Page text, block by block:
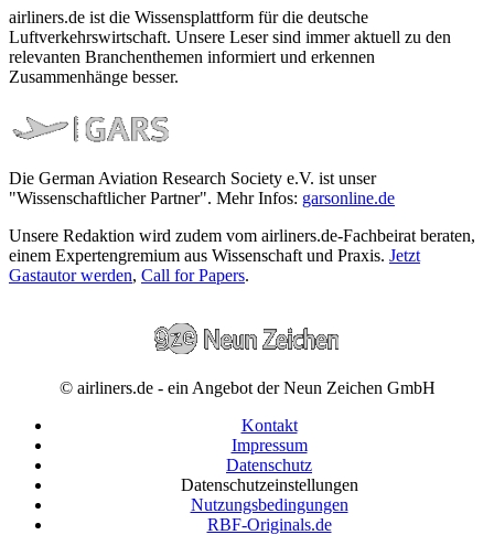
airliners.de ist die Wissensplattform für die deutsche
Luftverkehrswirtschaft. Unsere Leser sind immer aktuell zu den
relevanten Branchenthemen informiert und erkennen
Zusammenhänge besser.
Die German Aviation Research Society e.V. ist unser
"Wissenschaftlicher Partner". Mehr Infos: garsonline.de
Unsere Redaktion wird zudem vom airliners.de-Fachbeirat beraten,
einem Expertengremium aus Wissenschaft und Praxis. Jetzt
Gastautor werden, Call for Papers.
© airliners.de - ein Angebot der Neun Zeichen GmbH
Kontakt
Impressum
Datenschutz
Datenschutzeinstellungen
Nutzungsbedingungen
RBF-Originals.de